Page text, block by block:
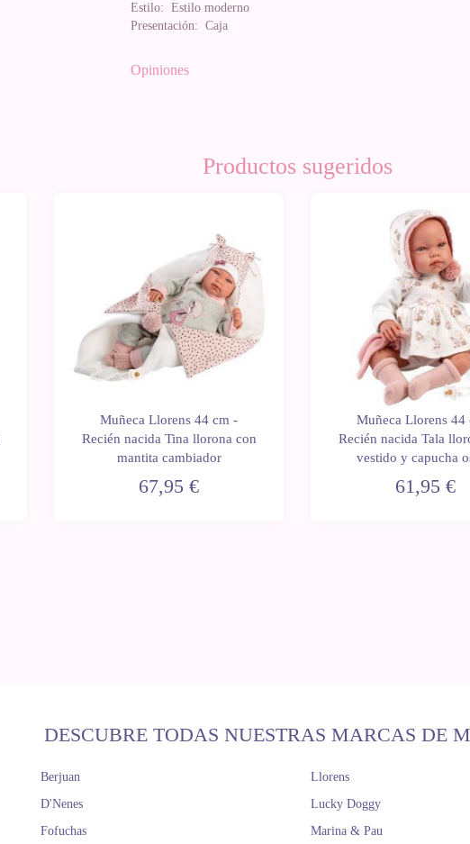
Estilo: Estilo moderno
Presentación: Caja
Opiniones
Productos sugeridos
Muñeca Llorens 44 cm -
Recién nacida Tina llorona con
mantita cambiador
67,95 €
Muñeca Llorens 44
Recién nacida Tala
vestido y capucha
61,95 €
DESCUBRE TODAS NUESTRAS MARCAS DE
Berjuan
D'Nenes
Fofuchas
Llorens
Lucky Doggy
Marina & Pau